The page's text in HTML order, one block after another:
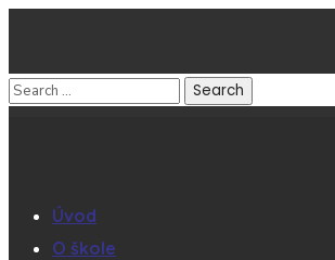
Úvod
O škole